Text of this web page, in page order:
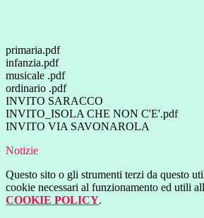
primaria.pdf
infanzia.pdf
musicale .pdf
ordinario .pdf
INVITO SARACCO
INVITO_ISOLA CHE NON C'E'.pdf
INVITO VIA SAVONAROLA
Notizie
Questo sito o gli strumenti terzi da questo
cookie necessari al funzionamento ed utili
COOKIE POLICY.